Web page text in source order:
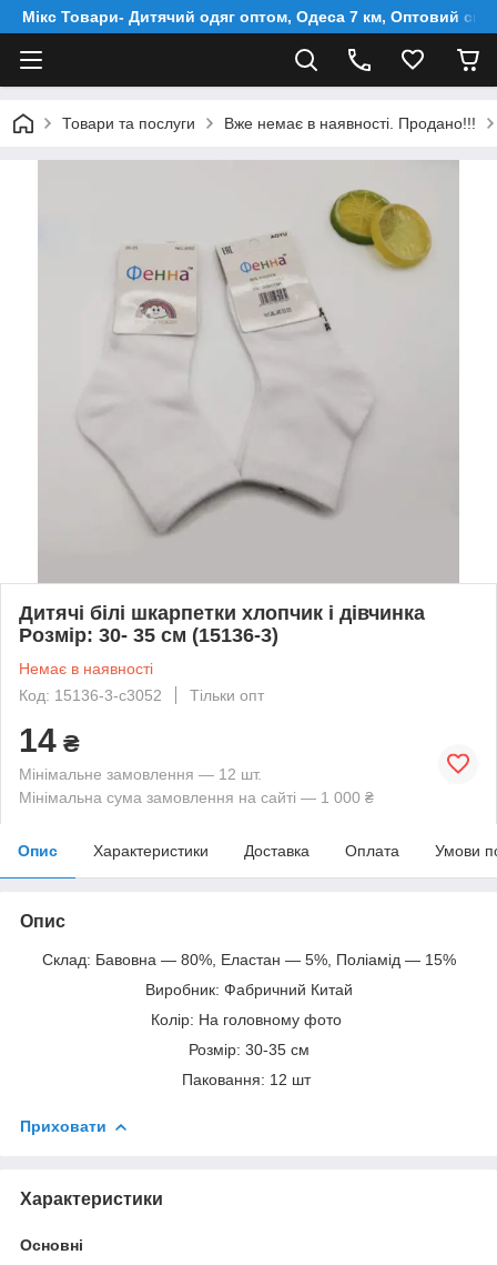
Мікс Товари- Дитячий одяг оптом, Одеса 7 км, Оптовий
Товари та послуги Вже немає в наявності. Продано!!!
Дитячі білі шкарпетки хлопчик і дівчинка
Розмір: 30- 35 см (15136-3)
Немає в наявності
Код: 15136-3-с3052
Тільки опт
14 ₴
Мінімальне замовлення — 12 шт.
Мінімальна сума замовлення на сайті — 1 000 ₴
Опис Характеристики Доставка Оплата Умови
Опис
Склад: Бавовна — 80%, Еластан — 5%, Поліамід — 15%
Виробник: Фабричний Китай
Колір: На головному фото
Розмір: 30-35 см
Паковання: 12 шт
Приховати
Характеристики
Основні